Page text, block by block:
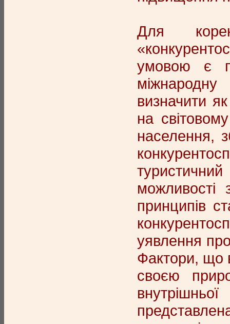
Для
умовою є
міжнародну
визначити
на
населення,
принципів
уявлення
Фактори, що
своєю